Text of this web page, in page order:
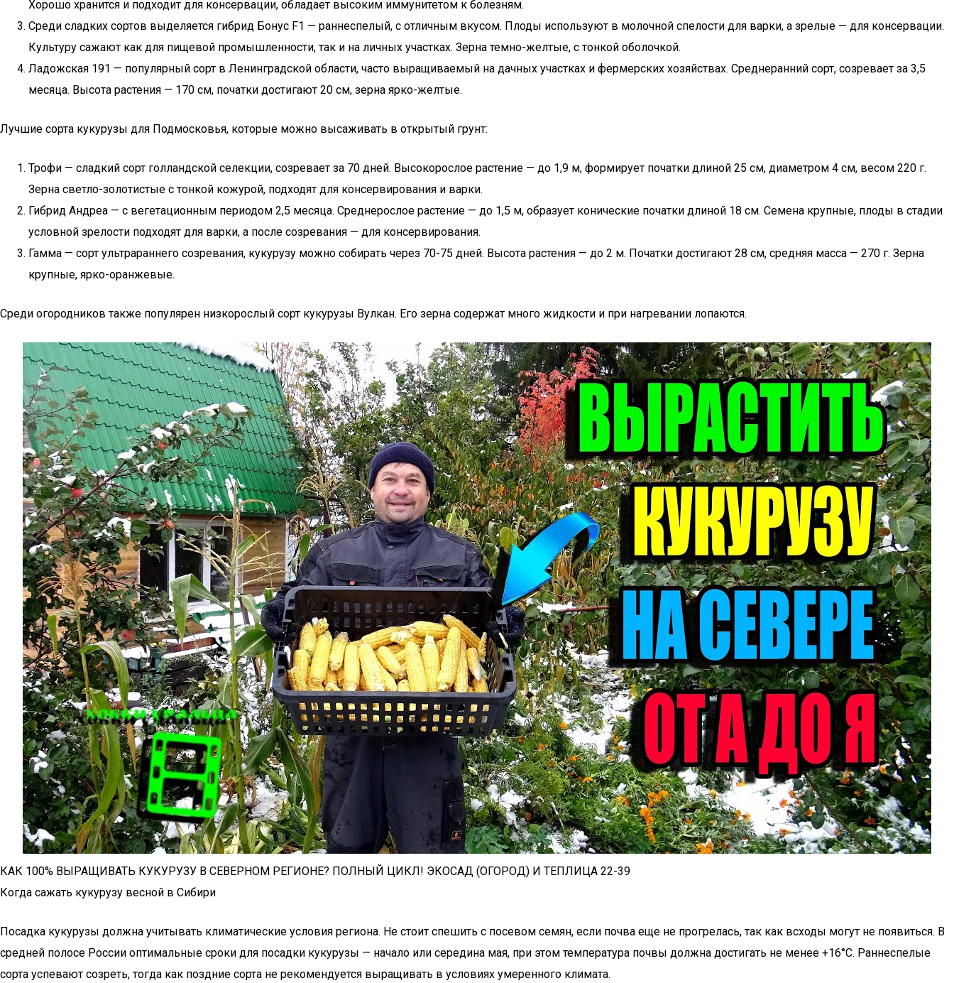
Хорошо хранится и подходит для консервации, обладает высоким иммунитетом к болезням.
Среди сладких сортов выделяется гибрид Бонус F1 — раннеспелый, с отличным вкусом. Плоды используют в молочной спелости для варки, а зрелые — для консервации.
Культуру сажают как для пищевой промышленности, так и на личных участках. Зерна темно-желтые, с тонкой оболочкой.
Ладожская 191 — популярный сорт в Ленинградской области, часто выращиваемый на дачных участках и фермерских хозяйствах. Среднеранний сорт, созревает за 3,5
месяца. Высота растения — 170 см, початки достигают 20 см, зерна ярко-желтые.
Лучшие сорта кукурузы для Подмосковья, которые можно высаживать в открытый грунт:
Трофи — сладкий сорт голландской селекции, созревает за 70 дней. Высокорослое растение — до 1,9 м, формирует початки длиной 25 см, диаметром 4 см, весом 220 г.
Зерна светло-золотистые с тонкой кожурой, подходят для консервирования и варки.
Гибрид Андреа — с вегетационным периодом 2,5 месяца. Среднерослое растение — до 1,5 м, образует конические початки длиной 18 см. Семена крупные, плоды в стадии
условной зрелости подходят для варки, а после созревания — для консервирования.
Гамма — сорт ультрараннего созревания, кукурузу можно собирать через 70-75 дней. Высота растения — до 2 м. Початки достигают 28 см, средняя масса — 270 г. Зерна
крупные, ярко-оранжевые.
Среди огородников также популярен низкорослый сорт кукурузы Вулкан. Его зерна содержат много жидкости и при нагревании лопаются.
КАК 100% ВЫРАЩИВАТЬ КУКУРУЗУ В СЕВЕРНОМ РЕГИОНЕ? ПОЛНЫЙ ЦИКЛ! ЭКОСАД (ОГОРОД) И ТЕПЛИЦА 22-39
Когда сажать кукурузу весной в Сибири
Посадка кукурузы должна учитывать климатические условия региона. Не стоит спешить с посевом семян, если почва еще не прогрелась, так как всходы могут не появиться. В
средней полосе России оптимальные сроки для посадки кукурузы — начало или середина мая, при этом температура почвы должна достигать не менее +16°C. Раннеспелые
сорта успевают созреть, тогда как поздние сорта не рекомендуется выращивать в условиях умеренного климата.